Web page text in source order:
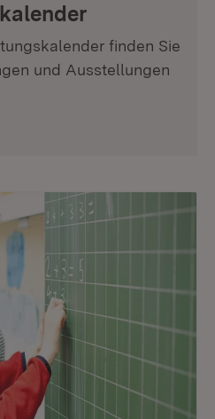
finden Sie
und Ausstellungen